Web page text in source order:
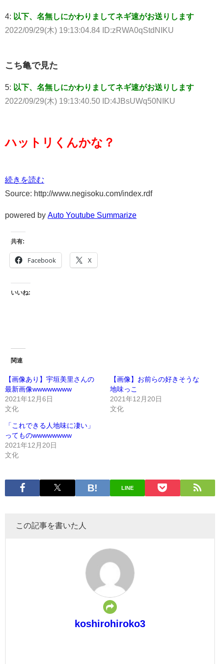
4: 以下、名無しにかわりましてネギ速がお送りします
2022/09/29(木) 19:13:04.84 ID:zRWA0qStdNIKU
こち亀で見た
5: 以下、名無しにかわりましてネギ速がお送りします
2022/09/29(木) 19:13:40.50 ID:4JBsUWq50NIKU
ハットリくんかな？
続きを読む
Source: http://www.negisoku.com/index.rdf
powered by Auto Youtube Summarize
共有:
Facebook X
いいね:
関連
【画像あり】宇垣美里さんの
最新画像wwwwwwww
2021年12月6日
文化
【画像】お前らの好きそうな
地味っこ
2021年12月20日
文化
「これできる人地味に凄い」
ってものwwwwwwww
2021年12月20日
文化
LINE
この記事を書いた人
koshirohiroko3